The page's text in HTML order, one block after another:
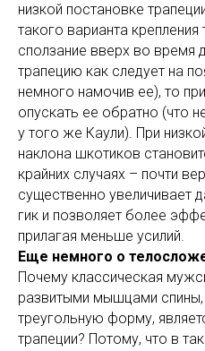
низкой постановке
такого варианта
сползание вверх во время
трапецию как следует на
немного намочив ее), то
опускать ее обратно (что
у того же Каули). При
наклона шкотиков
крайних случаях – почти
существенно увеличивает
гик и позволяет более
прилагая меньше усилий.
Еще немного о
Почему классическая
развитыми мышцами
треугольную форму,
трапеции? Потому, что в